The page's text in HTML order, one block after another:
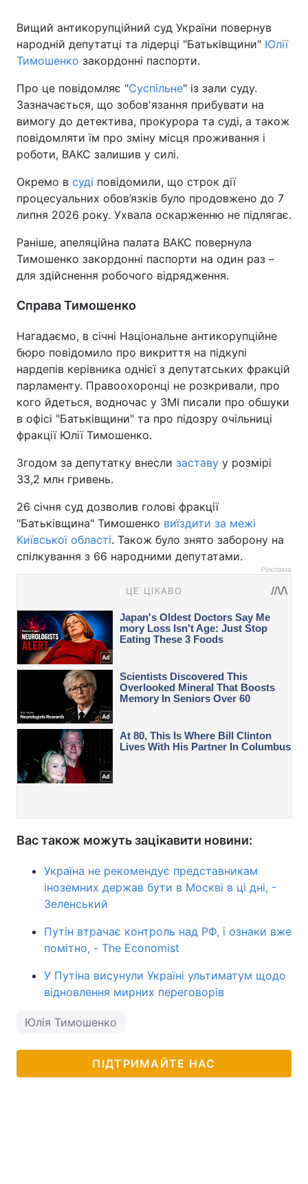
Вищий антикорупційний суд України повернув
народній депутатці та лідерці "Батьківщини" Юлії
Тимошенко закордонні паспорти.
Про це повідомляє "Суспільне" із зали суду.
Зазначається, що зобов'язання прибувати на
вимогу до детектива, прокурора та суді, а також
повідомляти їм про зміну місця проживання і
роботи, ВАКС залишив у силі.
Окремо в суді повідомили, що строк дії
процесуальних обов’язків було продовжено до 7
липня 2026 року. Ухвала оскарженню не підлягає.
Раніше, апеляційна палата ВАКС повернула
Тимошенко закордонні паспорти на один раз –
для здійснення робочого відрядження.
Справа Тимошенко
Нагадаємо, в січні Національне антикорупційне
бюро повідомило про викриття на підкупі
нардепів керівника однієї з депутатських фракцій
парламенту. Правоохоронці не розкривали, про
кого йдеться, водночас у ЗМІ писали про обшуки
в офісі "Батьківщини" та про підозру очільниці
фракції Юлії Тимошенко.
Згодом за депутатку внесли заставу у розмірі
33,2 млн гривень.
26 січня суд дозволив голові фракції
"Батьківщина" Тимошенко виїздити за межі
Київської області. Також було знято заборону на
спілкування з 66 народними депутатами.
Реклама
Вас також можуть зацікавити новини:
Україна не рекомендує представникам
іноземних держав бути в Москві в ці дні, -
Зеленський
Путін втрачає контроль над РФ, і ознаки вже
помітно, - The Economist
У Путіна висунули Україні ультиматум щодо
відновлення мирних переговорів
Юлія Тимошенко
ПІДТРИМАЙТЕ НАС